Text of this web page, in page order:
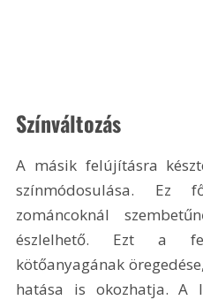
Színváltozás
A másik felújításra
színmódosulása.
zománcoknál
észlelhető. Ezt a
kötőanyagának
hatása is okozhatja. A